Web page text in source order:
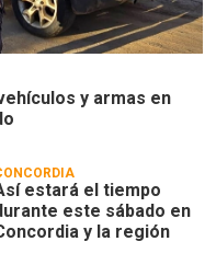
y armas en
estará el tiempo
este sábado en
y la región